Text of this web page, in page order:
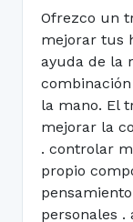
Ofrezco un
mejorar tus
ayuda de la
la mano. El
mejorar la
. controlar
propio
personales